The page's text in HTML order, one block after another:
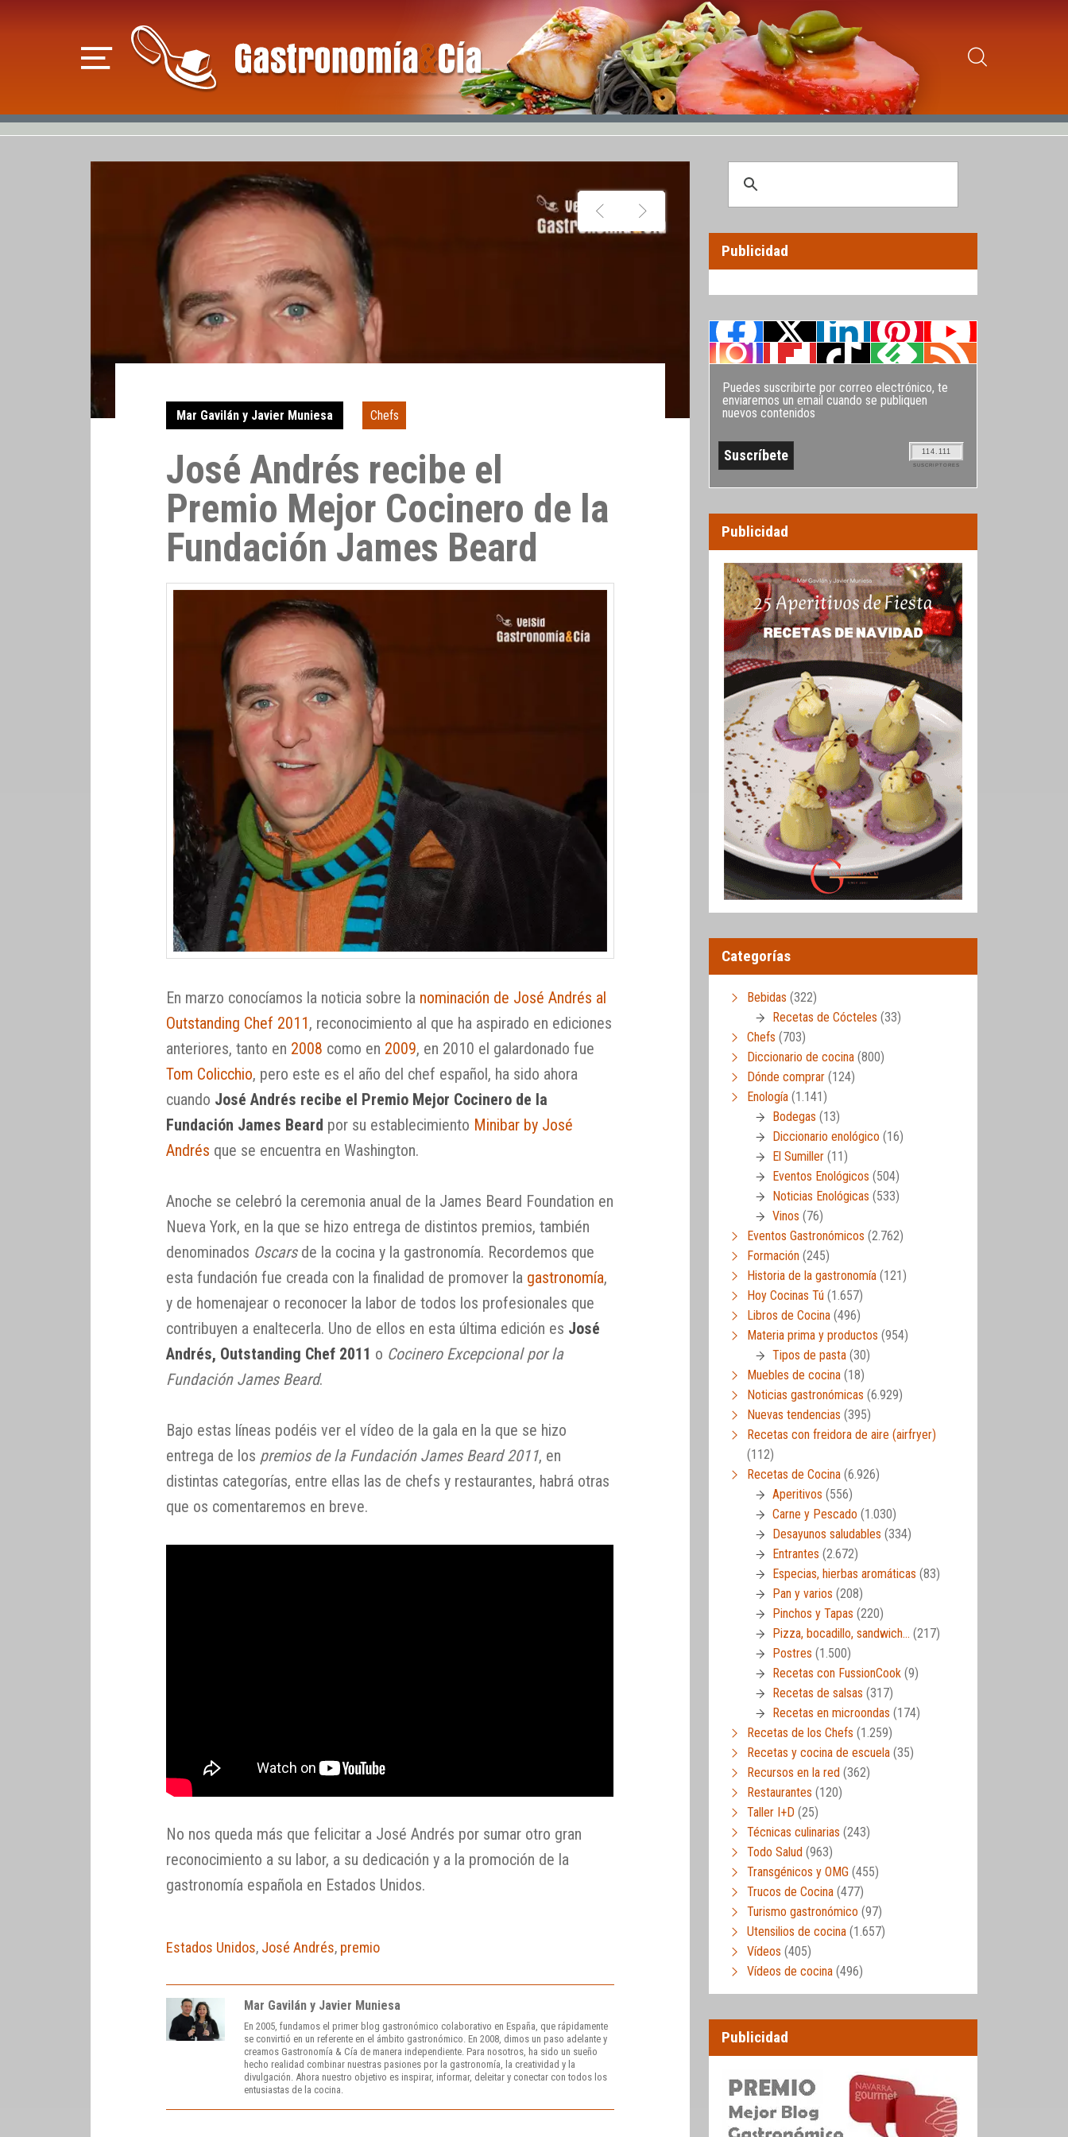
Mar Gavilán y Javier Muniesa Chefs
José Andrés recibe el
Premio Mejor Cocinero de la
Fundación James Beard
En marzo conocíamos la noticia sobre la nominación de José Andrés al
Outstanding Chef 2011, reconocimiento al que ha aspirado en ediciones
anteriores, tanto en 2008 como en 2009, en 2010 el galardonado fue
Tom Colicchio, pero este es el año del chef español, ha sido ahora
cuando José Andrés recibe el Premio Mejor Cocinero de la
Fundación James Beard por su establecimiento Minibar by José
Andrés que se encuentra en Washington.
Anoche se celebró la ceremonia anual de la James Beard Foundation en
Nueva York, en la que se hizo entrega de distintos premios, también
denominados Oscarsde la cocina y la gastronomía. Recordemos que
esta fundación fue creada con la finalidad de promover la gastronomía,
y de homenajear o reconocer la labor de todos los profesionales que
contribuyen a enaltecerla. Uno de ellos en esta última edición es José
Andrés, Outstanding Chef 2011 o Cocinero Excepcional por la
Fundación James Beard.
Bajo estas líneas podéis ver el vídeo de la gala en la que se hizo
entrega de los premios de la Fundación James Beard 2011, en
distintas categorías, entre ellas las de chefs y restaurantes, habrá otras
que os comentaremos en breve.
No nos queda más que felicitar a José Andrés por sumar otro gran
reconocimiento a su labor, a su dedicación y a la promoción de la
gastronomía española en Estados Unidos.
Estados Unidos, José Andrés, premio
Mar Gavilán y Javier Muniesa
En 2005, fundamos el primer blog gastronómico colaborativo en España, que rápidamente
se convirtió en un referente en el ámbito gastronómico. En 2008, dimos un paso adelante y
creamos Gastronomía & Cía de manera independiente. Para nosotros, ha sido un sueño
hecho realidad combinar nuestras pasiones por la gastronomía, la creatividad y la
divulgación. Ahora nuestro objetivo es inspirar, informar, deleitar y conectar con todos los
entusiastas de la cocina.
Publicidad
Puedes suscribirte por correo electrónico, te
enviaremos un email cuando se publiquen
nuevos contenidos
114.111
SUSCRIPTORES
Publicidad
Categorías
Bebidas (322)
Recetas de Cócteles (33)
Chefs (703)
Diccionario de cocina (800)
Dónde comprar (124)
Enología (1.141)
Bodegas (13)
Diccionario enológico (16)
El Sumiller (11)
Eventos Enológicos (504)
Noticias Enológicas (533)
Vinos (76)
Eventos Gastronómicos (2.762)
Formación (245)
Historia de la gastronomía (121)
Hoy Cocinas Tú (1.657)
Libros de Cocina (496)
Materia prima y productos (954)
Tipos de pasta (30)
Muebles de cocina (18)
Noticias gastronómicas (6.929)
Nuevas tendencias (395)
Recetas con freidora de aire (airfryer)
(112)
Recetas de Cocina (6.926)
Aperitivos (556)
Carne y Pescado (1.030)
Desayunos saludables (334)
Entrantes (2.672)
Especias, hierbas aromáticas (83)
Pan y varios (208)
Pinchos y Tapas (220)
Pizza, bocadillo, sandwich… (217)
Postres (1.500)
Recetas con FussionCook (9)
Recetas de salsas (317)
Recetas en microondas (174)
Recetas de los Chefs (1.259)
Recetas y cocina de escuela (35)
Recursos en la red (362)
Restaurantes (120)
Taller I+D (25)
Técnicas culinarias (243)
Todo Salud (963)
Transgénicos y OMG (455)
Trucos de Cocina (477)
Turismo gastronómico (97)
Utensilios de cocina (1.657)
Vídeos (405)
Vídeos de cocina (496)
Publicidad